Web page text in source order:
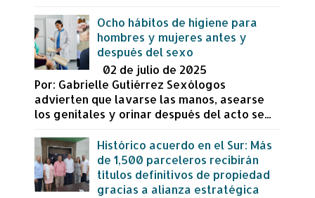
Ocho hábitos de higiene para
hombres y mujeres antes y
después del sexo
02 de julio de 2025
Por: Gabrielle Gutiérrez Sexólogos
advierten que lavarse las manos, asearse
los genitales y orinar después del acto se...
Histórico acuerdo en el Sur: Más
de 1,500 parceleros recibirán
títulos definitivos de propiedad
gracias a alianza estratégica